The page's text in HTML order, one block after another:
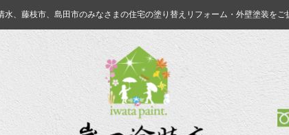
水、藤枝市、島田市のみなさまの住宅の塗り替えリフォーム・外壁塗装をご